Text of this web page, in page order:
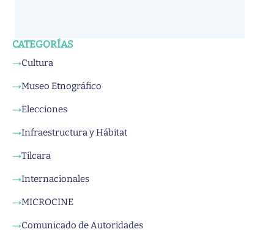
CATEGORÍAS
→Cultura
→Museo Etnográfico
→Elecciones
→Infraestructura y Hábitat
→Tilcara
→Internacionales
→MICROCINE
→Comunicado de Autoridades